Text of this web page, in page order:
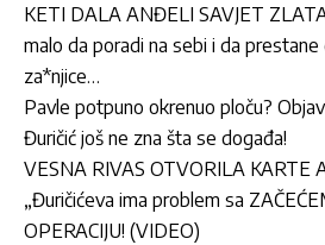
KETI DALA ANĐELI SAVJET
malo da poradi na sebi i da
za*njice…
Pavle potpuno okrenuo ploču?
Đuričić još ne zna šta se događa!
VESNA RIVAS OTVORILA KARTE
„Đuričićeva ima problem sa
OPERACIJU! (VIDEO)